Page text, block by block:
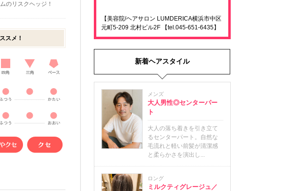
のリスクヘッジ！
スメ！
【美容院/ヘアサロン LUMDERICA横浜市中区
元町5-209 北村ビル2F 【tel.045-651-6435】
新着ヘアスタイル
メンズ
大人男性◎センターパー
ト
大人の落ち着きを引き立て
るセンターパート。自然な
毛流れと軽い前髪が清潔感
と柔らかさを演出し...
ロング
ミルクティグレージュ／